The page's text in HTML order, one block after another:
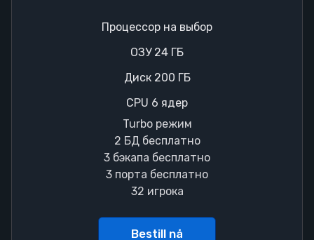
Процессор на выбор
ОЗУ 24 ГБ
Диск 200 ГБ
CPU 6 ядер
Turbo режим
2 БД бесплатно
3 бэкапа бесплатно
3 порта бесплатно
32 игрока
Bestill nå